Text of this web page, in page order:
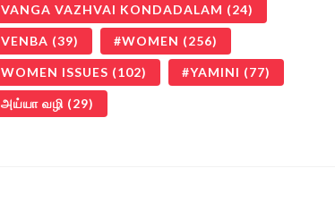
VANGA VAZHVAI KONDADALAM (24)
VENBA (39) WOMEN (256)
WOMEN ISSUES (102) YAMINI (77)
அய்யா வழி (29)